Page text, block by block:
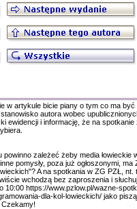
w artykule bicie piany o tym co ma
autora wobec
ewidencji i informację, że na
powinno zależeć żeby media
pomysły, poza już ogłoszonymi,
A na spotkania w ZG PZŁ,
wchodzą bez zaproszenia i
10:00 https://www.pzlow.pl/wazne-
dla-kol-lowieckich/ jako
Czekamy!